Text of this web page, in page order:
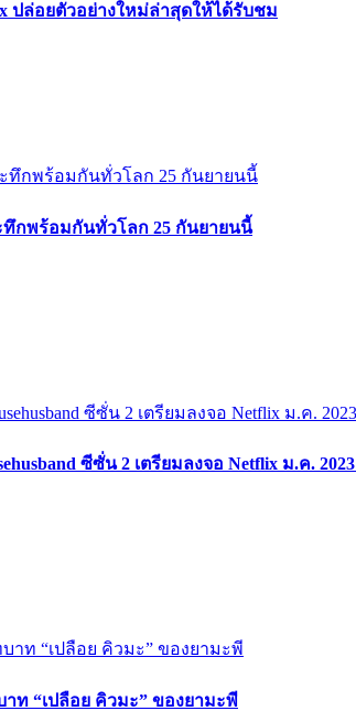
ปล่อยตัวอย่างใหม่ล่าสุดให้ได้รับชม
ทึกพร้อมกันทั่วโลก 25 กันยายนนี้
ซีซั่น 2 เตรียมลงจอ Netflix ม.ค. 2023
ท “เปลือย คิวมะ” ของยามะพี